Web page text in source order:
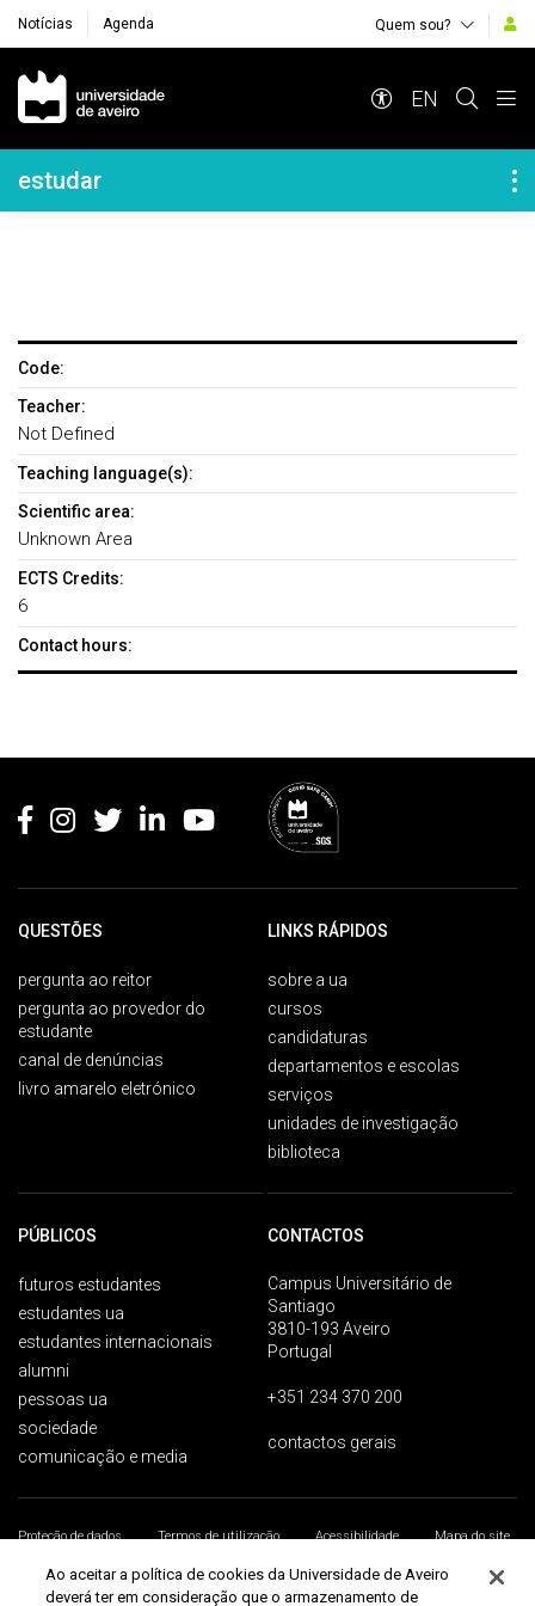
Notícias Agenda Quem sou?
Navegação Principal
EN
Navegação Lateral
estudar
Code:
Teacher:
Not Defined
Teaching language(s):
Scientific area:
Unknown Area
ECTS Credits:
6
Contact hours:
QUESTÕES
pergunta ao reitor
pergunta ao provedor do
estudante
canal de denúncias
livro amarelo eletrónico
LINKS RÁPIDOS
sobre a ua
cursos
candidaturas
departamentos e escolas
serviços
unidades de investigação
biblioteca
PÚBLICOS
futuros estudantes
estudantes ua
estudantes internacionais
alumni
pessoas ua
sociedade
comunicação e media
CONTACTOS
Campus Universitário de
Santiago
3810-193 Aveiro
Portugal
+351 234 370 200
contactos gerais
Proteção de dados Termos de utilização Acessibilidade
Mapa do site
Universidade de Aveiro 2026
Ao aceitar a política de cookies da Universidade de Aveiro
deverá ter em consideração que o armazenamento de